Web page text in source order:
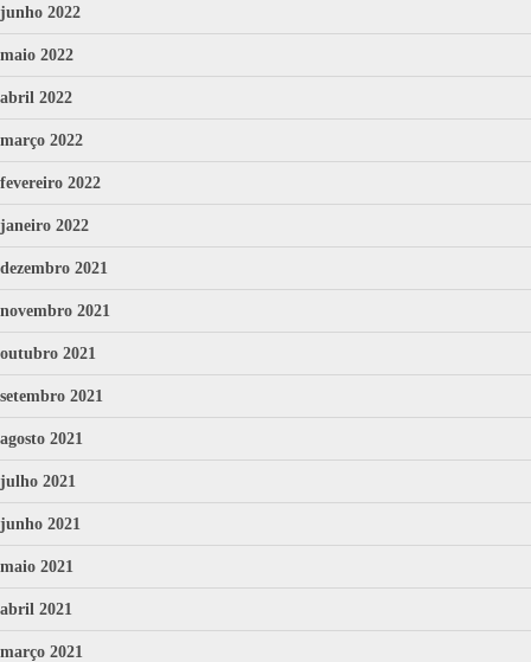
junho 2022
maio 2022
abril 2022
março 2022
fevereiro 2022
janeiro 2022
dezembro 2021
novembro 2021
outubro 2021
setembro 2021
agosto 2021
julho 2021
junho 2021
maio 2021
abril 2021
março 2021